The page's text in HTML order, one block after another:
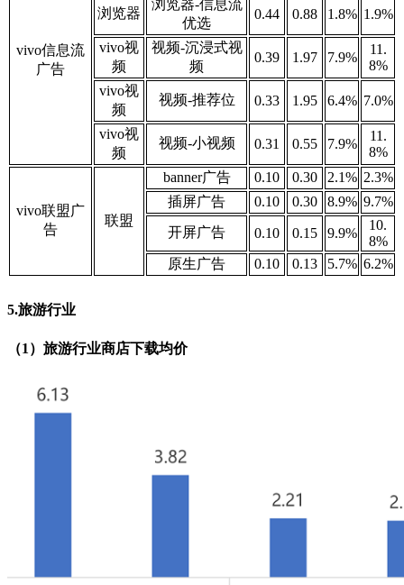
vivo信息流
广告
浏览器
浏览器-信息流
优选
0.44 0.88 1.8% 1.9%
vivo视
频
视频-沉浸式视
频
0.39 1.97 7.9%
11.
8%
vivo视
频
视频-推荐位 0.33 1.95 6.4% 7.0%
vivo视
频
视频-小视频 0.31 0.55 7.9%
11.
8%
vivo联盟广
告
联盟
banner广告 0.10 0.30 2.1% 2.3%
插屏广告
0.10 0.30 8.9% 9.7%
开屏广告
0.10 0.15 9.9%
10.
8%
原生广告
0.10 0.13 5.7% 6.2%
5.旅游行业
（1）旅游行业商店下载均价